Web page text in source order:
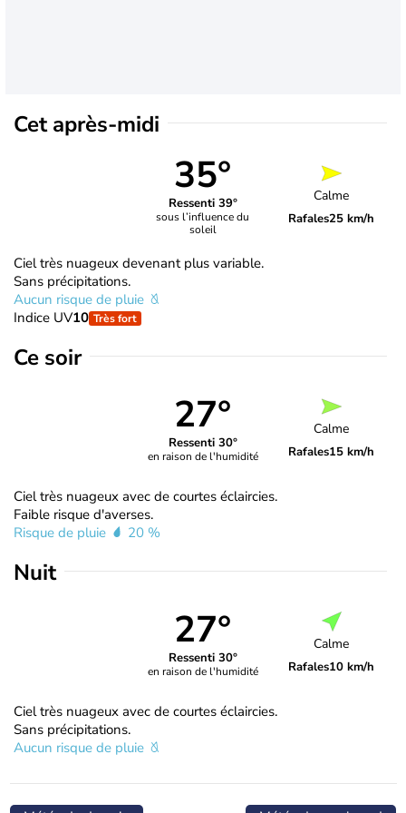
Cet après-midi
35°
Ressenti 39°
sous l’influence du
soleil
Calme
Rafales25 km/h
Ciel très nuageux devenant plus variable.
Sans précipitations.
Aucun risque de pluie
Indice UV10 Très fort
Ce soir
27°
Ressenti 30°
en raison de l'humidité
Calme
Rafales15 km/h
Ciel très nuageux avec de courtes éclaircies.
Faible risque d'averses.
Risque de pluie
20 %
Nuit
27°
Ressenti 30°
en raison de l'humidité
Calme
Rafales10 km/h
Ciel très nuageux avec de courtes éclaircies.
Sans précipitations.
Aucun risque de pluie